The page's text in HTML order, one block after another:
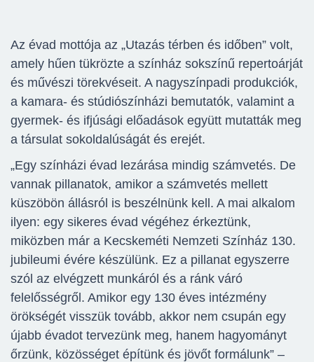
Az évad mottója az „Utazás térben és időben” volt,
amely hűen tükrözte a színház sokszínű repertoárját
és művészi törekvéseit. A nagyszínpadi produkciók,
a kamara- és stúdiószínházi bemutatók, valamint a
gyermek- és ifjúsági előadások együtt mutatták meg
a társulat sokoldalúságát és erejét.
„Egy színházi évad lezárása mindig számvetés. De
vannak pillanatok, amikor a számvetés mellett
küszöbön állásról is beszélnünk kell. A mai alkalom
ilyen: egy sikeres évad végéhez érkeztünk,
miközben már a Kecskeméti Nemzeti Színház 130.
jubileumi évére készülünk. Ez a pillanat egyszerre
szól az elvégzett munkáról és a ránk váró
felelősségről. Amikor egy 130 éves intézmény
örökségét visszük tovább, akkor nem csupán egy
újabb évadot tervezünk meg, hanem hagyományt
őrzünk, közösséget építünk és jövőt formálunk” –